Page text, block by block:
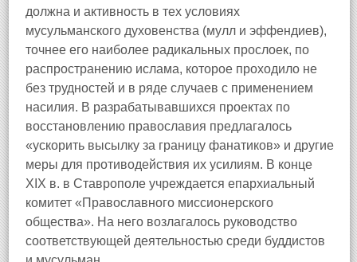
должна и активность в тех условиях
мусульманского духовенства (мулл и эффендиев),
точнее его наиболее радикальных прослоек, по
распространению ислама, которое проходило не
без трудностей и в ряде случаев с применением
насилия. В разрабатывавшихся проектах по
восстановлению православия предлагалось
«ускорить высылку за границу фанатиков» и другие
меры для противодействия их усилиям. В конце
XIX в. в Ставрополе учреждается епархиальный
комитет «Православного миссионерского
общества». На него возлагалось руководство
соответствующей деятельностью среди буддистов